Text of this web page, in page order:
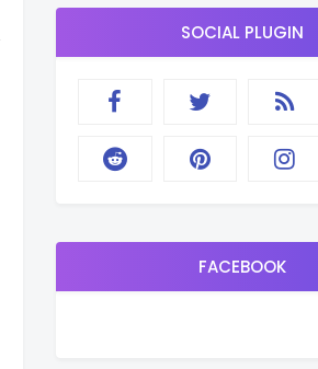
SOCIAL PLUGIN
FACEBOOK